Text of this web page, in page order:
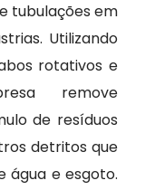
tubulações em
Utilizando
rotativos e
remove
de resíduos
detritos que
água e esgoto.